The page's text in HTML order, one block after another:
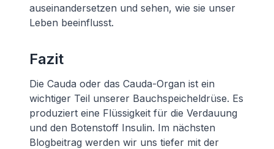
auseinandersetzen und sehen, wie sie unser
Leben beeinflusst.
Fazit
Die Cauda oder das Cauda-Organ ist ein
wichtiger Teil unserer Bauchspeicheldrüse. Es
produziert eine Flüssigkeit für die Verdauung
und den Botenstoff Insulin. Im nächsten
Blogbeitrag werden wir uns tiefer mit der